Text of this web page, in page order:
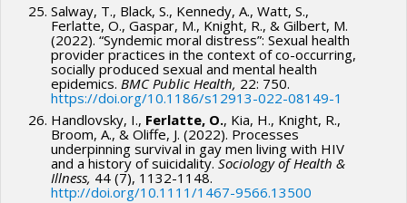
Salway, T., Black, S., Kennedy, A., Watt, S.,
Ferlatte, O., Gaspar, M., Knight, R., & Gilbert, M.
(2022). “Syndemic moral distress”: Sexual health
provider practices in the context of co-occurring,
socially produced sexual and mental health
epidemics. BMC Public Health, 22: 750.
https://doi.org/10.1186/s12913-022-08149-1
Handlovsky, I., Ferlatte, O., Kia, H., Knight, R.,
Broom, A., & Oliffe, J. (2022). Processes
underpinning survival in gay men living with HIV
and a history of suicidality.Sociology of Health &
Illness, 44 (7), 1132-1148.
http://doi.org/10.1111/1467-9566.13500